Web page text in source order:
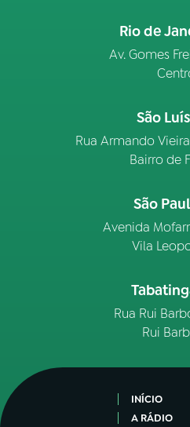
Rio de
Av. Gomes
São
Rua Armando
Bairro de
São
Avenida
Vila
Rua Rui
Rui
INÍCIO
A RÁDIO